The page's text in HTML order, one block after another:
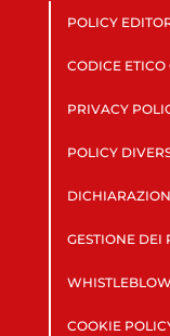
POLICY
CODICE
PRIVACY
POLICY
GESTIONE DEI
COOKIE